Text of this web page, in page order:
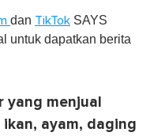
dan TikTok SAYS
untuk dapatkan berita
yang menjual
ayam, daging